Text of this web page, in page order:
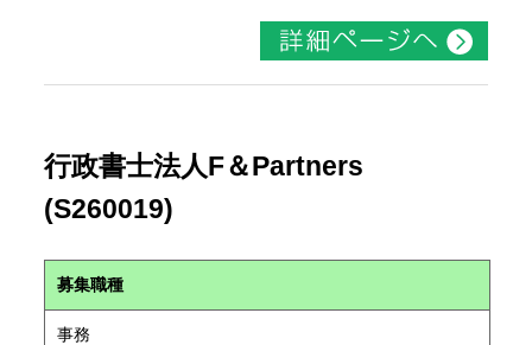
行政書士法人F＆Partners
(S260019)
募集職種
事務